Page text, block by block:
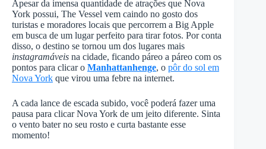
Apesar da imensa quantidade de atrações que Nova
York possui, The Vessel vem caindo no gosto dos
turistas e moradores locais que percorrem a Big Apple
em busca de um lugar perfeito para tirar fotos. Por conta
disso, o destino se tornou um dos lugares mais
instagramáveis na cidade, ficando páreo a páreo com os
pontos para clicar o Manhattanhenge, o pôr do sol em
Nova York que virou uma febre na internet.
A cada lance de escada subido, você poderá fazer uma
pausa para clicar Nova York de um jeito diferente. Sinta
o vento bater no seu rosto e curta bastante esse
momento!